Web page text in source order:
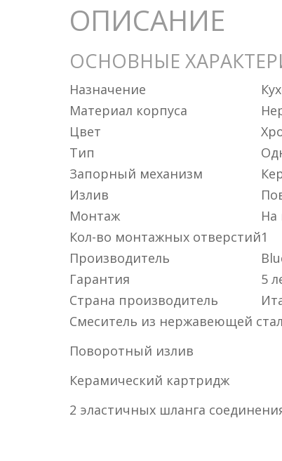
ОПИСАНИЕ
ОСНОВНЫЕ
Назначение
Материал корпуса
Цвет
Тип
Запорный механизм
Излив
Монтаж
На
Кол-во монтажных отверстий1
Производитель
Гарантия
5
Страна производитель
Смеситель из нержавеющей
Поворотный излив
Керамический картридж
2 эластичных шланга